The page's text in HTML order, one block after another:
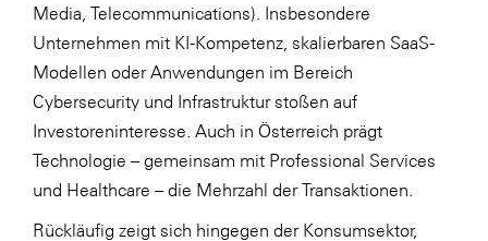
Media, Telecommunications). Insbesondere
Unternehmen mit KI-Kompetenz, skalierbaren SaaS-
Modellen oder Anwendungen im Bereich
Cybersecurity und Infrastruktur stoßen auf
Investoreninteresse. Auch in Österreich prägt
Technologie – gemeinsam mit Professional Services
und Healthcare – die Mehrzahl der Transaktionen.
Rückläufig zeigt sich hingegen der Konsumsektor,